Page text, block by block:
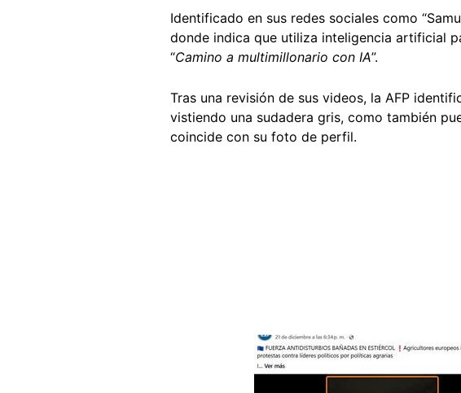
Identificado en sus redes sociales como
donde indica que utiliza inteligencia artificial
“Camino a multimillonario con IA”.
Tras una revisión de sus videos, la AFP
vistiendo una sudadera gris, como también
coincide con su foto de perfil.